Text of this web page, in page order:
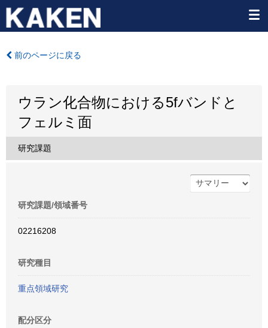
前のページに戻る
ウラン化合物における5fバンドと
フェルミ面
研究課題
研究課題/領域番号
02216208
研究種目
重点領域研究
配分区分